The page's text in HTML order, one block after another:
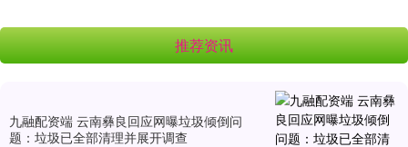
推荐资讯
九融配资端 云南彝良回应网曝垃圾倾倒问
题：垃圾已全部清理并展开调查